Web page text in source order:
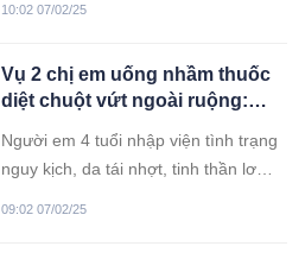
10:02 07/02/25
Vụ 2 chị em uống nhầm thuốc
diệt chuột vứt ngoài ruộng:
Người em 4 tuổi nhập viện tình trạng
nguy kịch, da tái nhợt, tinh thần lơ
09:02 07/02/25